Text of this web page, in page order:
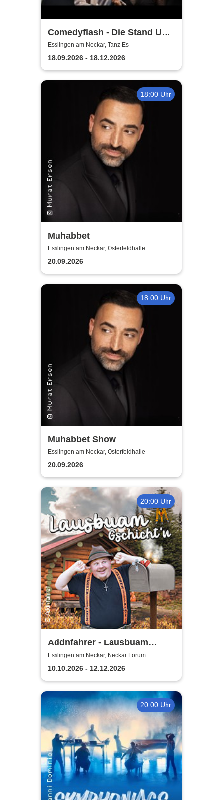
Comedyflash - Die Stand Up
Comedy Show in Esslingen
Esslingen am Neckar, Tanz Es
18.09.2026 - 18.12.2026
18:00 Uhr
Muhabbet
Esslingen am Neckar, Osterfeldhalle
20.09.2026
18:00 Uhr
Muhabbet Show
Esslingen am Neckar, Osterfeldhalle
20.09.2026
20:00 Uhr
Addnfahrer - Lausbuam
Gschicht'n
Esslingen am Neckar, Neckar Forum
10.10.2026 - 12.12.2026
20:00 Uhr